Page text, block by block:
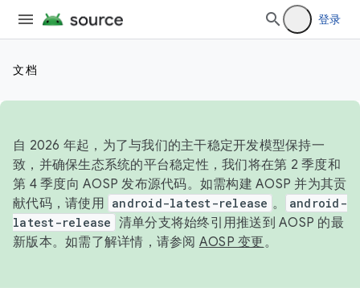
登录
文档
自 2026 年起，为了与我们的主干稳定开发模型保持一
致，并确保生态系统的平台稳定性，我们将在第 2 季度和
第 4 季度向 AOSP 发布源代码。如需构建 AOSP 并为其贡
献代码，请使用 android-latest-release 。
android-
latest-release 清单分支将始终引用推送到 AOSP 的最
新版本。如需了解详情，请参阅 AOSP 变更。